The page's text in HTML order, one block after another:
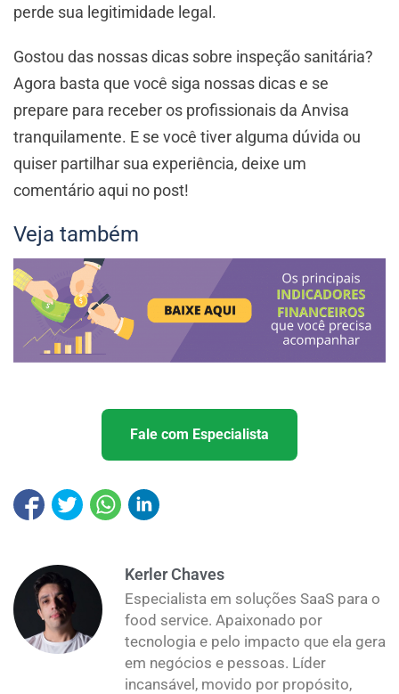
perde sua legitimidade legal.
Gostou das nossas dicas sobre inspeção sanitária?
Agora basta que você siga nossas dicas e se
prepare para receber os profissionais da Anvisa
tranquilamente. E se você tiver alguma dúvida ou
quiser partilhar sua experiência, deixe um
comentário aqui no post!
Veja também
Fale com Especialista
Kerler Chaves
Especialista em soluções SaaS para o
food service. Apaixonado por
tecnologia e pelo impacto que ela gera
em negócios e pessoas. Líder
incansável, movido por propósito,